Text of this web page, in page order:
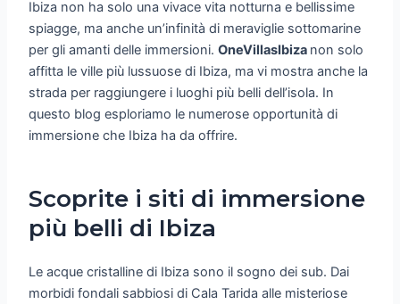
Ibiza non ha solo una vivace vita notturna e bellissime
spiagge, ma anche un’infinità di meraviglie sottomarine
per gli amanti delle immersioni.OneVillasIbiza non solo
affitta le ville più lussuose di Ibiza, ma vi mostra anche la
strada per raggiungere i luoghi più belli dell’isola. In
questo blog esploriamo le numerose opportunità di
immersione che Ibiza ha da offrire.
Scoprite i siti di immersione
più belli di Ibiza
Le acque cristalline di Ibiza sono il sogno dei sub. Dai
morbidi fondali sabbiosi di Cala Tarida alle misteriose